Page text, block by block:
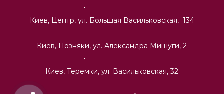
Киев, Центр, ул. Большая Васильковская, 134
Киев, Позняки, ул. Александра Мишуги, 2
Киев, Теремки, ул. Васильковская, 32